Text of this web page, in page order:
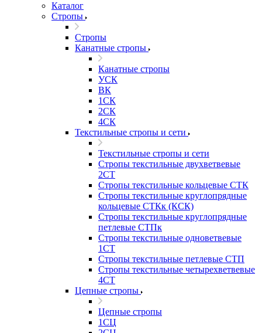
Каталог
Стропы
Стропы
Канатные стропы
Канатные стропы
УСК
ВК
1СК
2СК
4СК
Текстильные стропы и сети
Текстильные стропы и сети
Стропы текстильные двухветвевые
2СТ
Стропы текстильные кольцевые СТК
Стропы текстильные круглопрядные
кольцевые СТКк (КСК)
Стропы текстильные круглопрядные
петлевые СТПк
Стропы текстильные одноветвевые
1СТ
Стропы текстильные петлевые СТП
Стропы текстильные четырехветвевые
4СТ
Цепные стропы
Цепные стропы
1СЦ